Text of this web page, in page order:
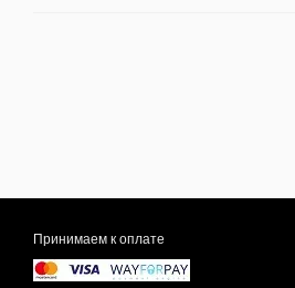
Принимаем к оплате